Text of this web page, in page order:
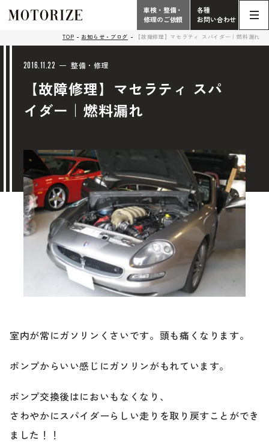
こだわり
中古車販売・在庫車情報
車検・整備・修理のご依頼
中古車探しのご依頼/その他
お問い合わせフォーム
ブランド紹介
ブログ
お客様の声
ケータハム岐阜
Phone
電話受付時間 10:00 - 18:30（月曜定休）
タップで電話がかかります
お問い合わせ総合
058-247-8001
タップで電話がかかります
Contact Form
24時間受付対応の
買取査定のご依頼
Contact
車検・整備・
修理のご依頼
各種
お問い合わせ
TOP お知らせ・ブログ 【故障修理】マセラティ スパイダー｜燃料漏れ
2016.11.22 整備・修理
【故障修理】マセラティ スパ
イダー｜燃料漏れ
室内が常にガソリンくさいです。頭も痛くなります。
ポンプからいい感じにガソリンがもれています。
ポンプ交換後はにおいもなくなり、
さわやかにスパイダーらしい走りを取り戻すことができ
ました！！